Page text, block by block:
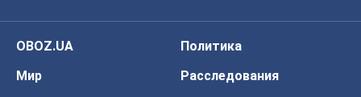
OBOZ.UA
Политика
Мир
Расследования